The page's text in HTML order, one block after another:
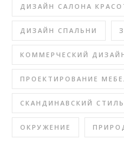
ДИЗАЙН САЛОНА
ДИЗАЙН СПАЛЬНИ
КОММЕРЧЕСКИЙ
ПРОЕКТИРОВАНИЕ
СКАНДИНАВСКИЙ СТИЛЬ
ОКРУЖЕНИЕ